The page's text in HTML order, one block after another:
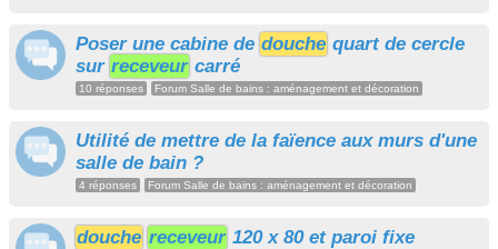
Poser une cabine de douche quart de cercle
sur receveur carré
10 réponses Forum Salle de bains : aménagement et décoration
Utilité de mettre de la faïence aux murs d'une
salle de bain ?
4 réponses Forum Salle de bains : aménagement et décoration
douche receveur 120 x 80 et paroi fixe